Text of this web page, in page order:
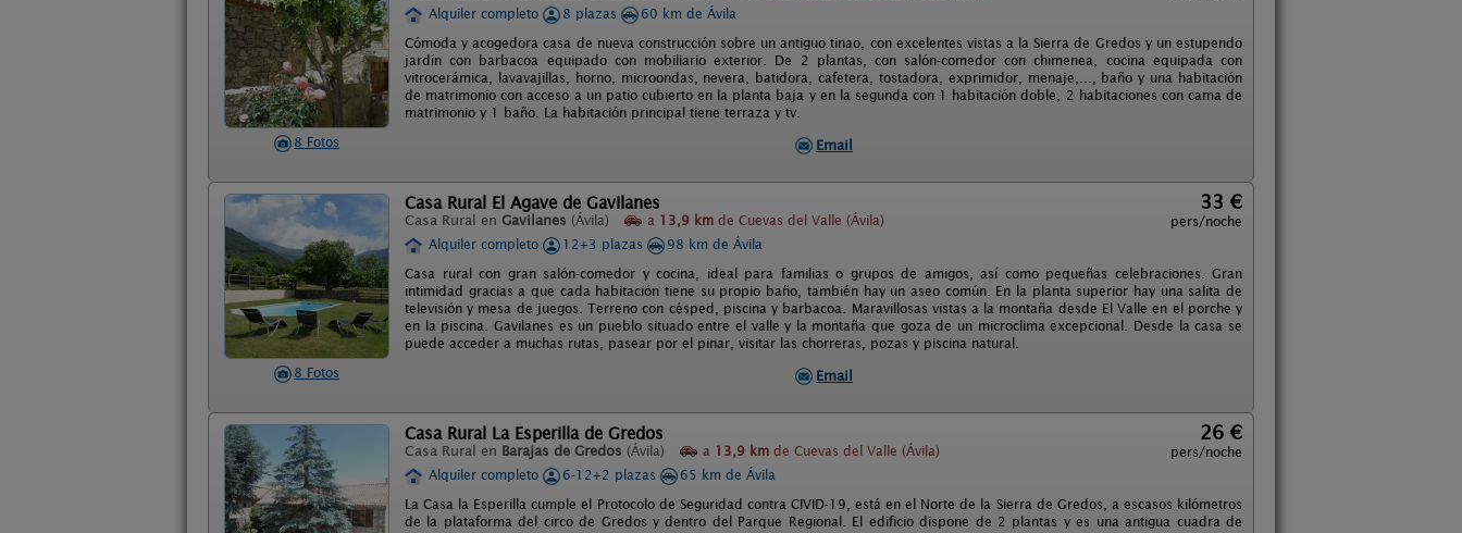
8 Fotos
Alquiler completo
8 plazas
60 km de Ávila
Cómoda y acogedora casa de nueva construcción sobre un antiguo tinao, con excelentes vistas a la Sierra de Gredos y un estupendo
jardín con barbacoa equipado con mobiliario exterior. De 2 plantas, con salón-comedor con chimenea, cocina equipada con
vitrocerámica, lavavajillas, horno, microondas, nevera, batidora, cafetera, tostadora, exprimidor, menaje,..., baño y una habitación
de matrimonio con acceso a un patio cubierto en la planta baja y en la segunda con 1 habitación doble, 2 habitaciones con cama de
matrimonio y 1 baño. La habitación principal tiene terraza y tv.
Email
8 Fotos
Casa Rural El Agave de Gavilanes
Casa Rural en Gavilanes (Ávila) a 13,9 km de Cuevas del Valle (Ávila)
33 €
pers/noche
Alquiler completo
12+3 plazas
98 km de Ávila
Casa rural con gran salón-comedor y cocina, ideal para familias o grupos de amigos, así como pequeñas celebraciones. Gran
intimidad gracias a que cada habitación tiene su propio baño, también hay un aseo común. En la planta superior hay una salita de
televisión y mesa de juegos. Terreno con césped, piscina y barbacoa. Maravillosas vistas a la montaña desde El Valle en el porche y
en la piscina. Gavilanes es un pueblo situado entre el valle y la montaña que goza de un microclima excepcional. Desde la casa se
puede acceder a muchas rutas, pasear por el pinar, visitar las chorreras, pozas y piscina natural.
Email
Casa Rural La Esperilla de Gredos
Casa Rural en Barajas de Gredos (Ávila) a 13,9 km de Cuevas del Valle (Ávila)
26 €
pers/noche
Alquiler completo
6-12+2 plazas
65 km de Ávila
La Casa la Esperilla cumple el Protocolo de Seguridad contra CIVID-19, está en el Norte de la Sierra de Gredos, a escasos kilómetros
de la plataforma del circo de Gredos y dentro del Parque Regional. El edificio dispone de 2 plantas y es una antigua cuadra de